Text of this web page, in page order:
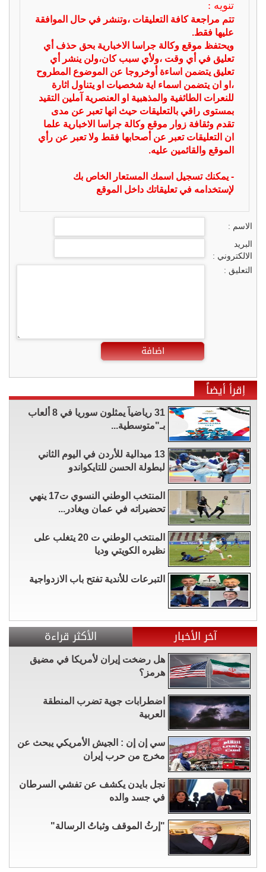
تنويه :
تتم مراجعة كافة التعليقات ،وتنشر في حال الموافقة
عليها فقط.
ويحتفظ موقع وكالة جراسا الاخبارية بحق حذف أي
تعليق في أي وقت ،ولأي سبب كان،ولن ينشر أي
تعليق يتضمن اساءة أوخروجا عن الموضوع المطروح
،او ان يتضمن اسماء اية شخصيات او يتناول اثارة
للنعرات الطائفية والمذهبية او العنصرية آملين التقيد
بمستوى راقي بالتعليقات حيث انها تعبر عن مدى
تقدم وثقافة زوار موقع وكالة جراسا الاخبارية علما
ان التعليقات تعبر عن أصحابها فقط ولا تعبر عن رأي
الموقع والقائمين عليه.
- يمكنك تسجيل اسمك المستعار الخاص بك
لإستخدامه في تعليقاتك داخل الموقع
الاسم :
البريد
الالكتروني :
التعليق :
اضافة
إقرأ أيضاً
31 رياضياً يمثلون سوريا في 8 ألعاب
بـ"متوسطية...
13 ميدالية للأردن في اليوم الثاني
لبطولة الحسن للتايكواندو
المنتخب الوطني النسوي ت17 ينهي
تحضيراته في عمان ويغادر...
المنتخب الوطني ت 20 يتغلب على
نظيره الكويتي وديا
التبرعات للأندية تفتح باب الازدواجية
آخر الأخبار الأكثر قراءة
هل رضخت إيران لأمريكا في مضيق
هرمز؟
اضطرابات جوية تضرب المنطقة
العربية
سي إن إن : الجيش الأمريكي يبحث عن
مخرج من حرب إيران
نجل بايدن يكشف عن تفشي السرطان
في جسد والده
"إرثُ الموقف وثباتُ الرسالة"